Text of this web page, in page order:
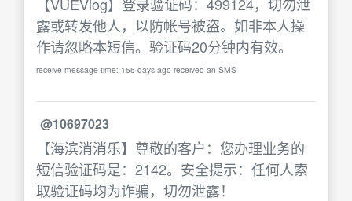
露或转发他人，以防帐号被盗。如非本人操
作请忽略本短信。验证码20分钟内有效。
receive message time: 155 days ago received an SMS
@10697023
【海滨消消乐】尊敬的客户：您办理业务的
短信验证码是：2142。安全提示：任何人索
取验证码均为诈骗，切勿泄露！